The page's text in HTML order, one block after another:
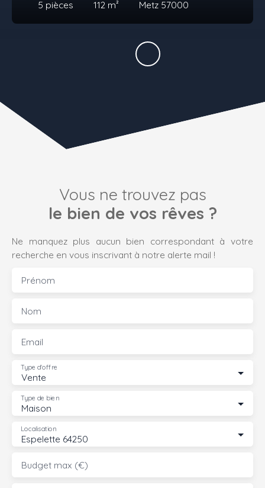
5 pièces 112 m² Metz 57000
Vous ne trouvez pas
le bien de vos rêves ?
Ne manquez plus aucun bien correspondant à votre
recherche en vous inscrivant à notre alerte mail !
Prénom
Nom
Email
Vente
Type d'offre
Maison
Type de bien
Espelette 64250
Localisation
Budget max (€)